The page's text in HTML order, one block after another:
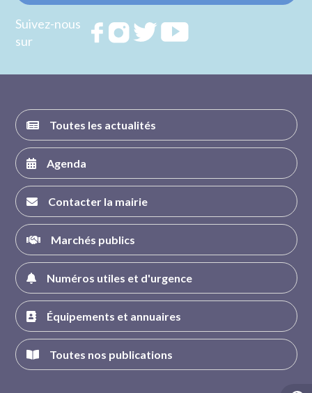
Suivez-nous
sur
RejoignezRejoignezRejoignez
Toutes les actualités
Agenda
Contacter la mairie
Marchés publics
Numéros utiles et d'urgence
Équipements et annuaires
Toutes nos publications